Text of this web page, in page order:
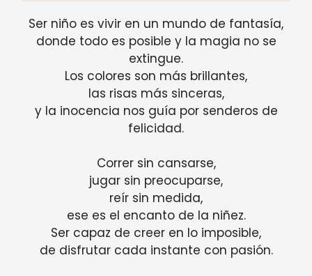
Ser niño es vivir en un mundo de fantasía,
donde todo es posible y la magia no se
extingue.
Los colores son más brillantes,
las risas más sinceras,
y la inocencia nos guía por senderos de
felicidad.
Correr sin cansarse,
jugar sin preocuparse,
reír sin medida,
ese es el encanto de la niñez.
Ser capaz de creer en lo imposible,
de disfrutar cada instante con pasión.